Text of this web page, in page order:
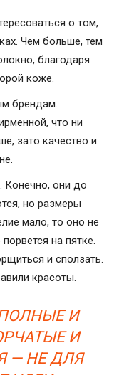
о том,
Чем больше, тем
благодаря
коже.
брендам.
что ни
зато качество и
Конечно, они до
но размеры
мало, то оно не
на пятке.
и сползать.
красоты.
И
И
— НЕ ДЛЯ